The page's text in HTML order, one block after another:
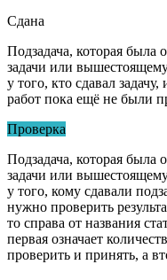
Сдана
Подзадача, которая была
задачи или
у того, кто сдавал
работ пока ещё не были
Проверка
Подзадача, которая была
задачи или
у того, кому сдавали
нужно проверить
то справа от названия
первая означает
проверить и принять, а